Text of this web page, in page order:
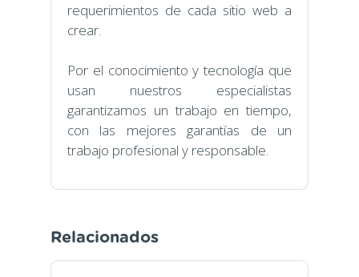
requerimientos de cada sitio web a
crear.
Por el conocimiento y tecnología que
usan nuestros especialistas
garantizamos un trabajo en tiempo,
con las mejores garantías de un
trabajo profesional y responsable.
Relacionados